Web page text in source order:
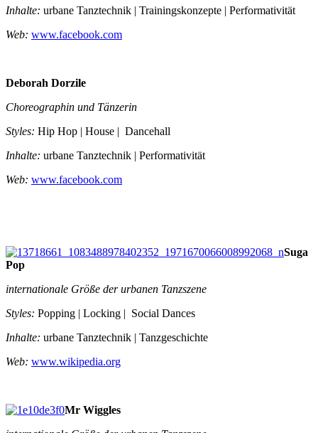
Inhalte: urbane Tanztechnik | Trainingskonzepte | Performativität
Web: www.facebook.com
Deborah Dorzile
Choreographin und Tänzerin
Styles: Hip Hop | House | Dancehall
Inhalte: urbane Tanztechnik | Performativität
Web: www.facebook.com
Suga
Pop
internationale Größe der urbanen Tanzszene
Styles: Popping | Locking | Social Dances
Inhalte: urbane Tanztechnik | Tanzgeschichte
Web: www.wikipedia.org
Mr Wiggles